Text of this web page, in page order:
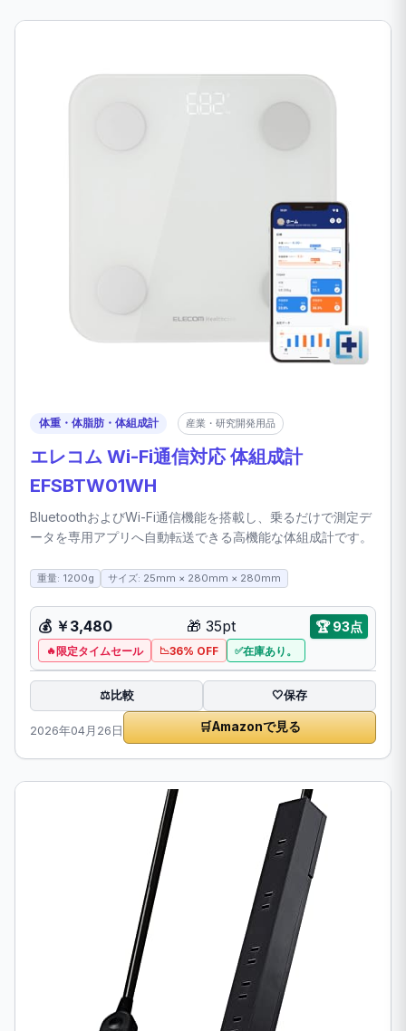
体重・体脂肪・体組成計 産業・研究開発用品
エレコム Wi-Fi通信対応 体組成計
EFSBTW01WH
BluetoothおよびWi-Fi通信機能を搭載し、乗るだけで測定デ
ータを専用アプリへ自動転送できる高機能な体組成計です。
重量: 1200g サイズ: 25mm × 280mm × 280mm
💰 ￥3,480 🎁 35pt 🏆 93点
限定タイムセール 36% OFF 在庫あり。
⚖️比較 🤍保存
2026年04月26日 🛒Amazonで見る